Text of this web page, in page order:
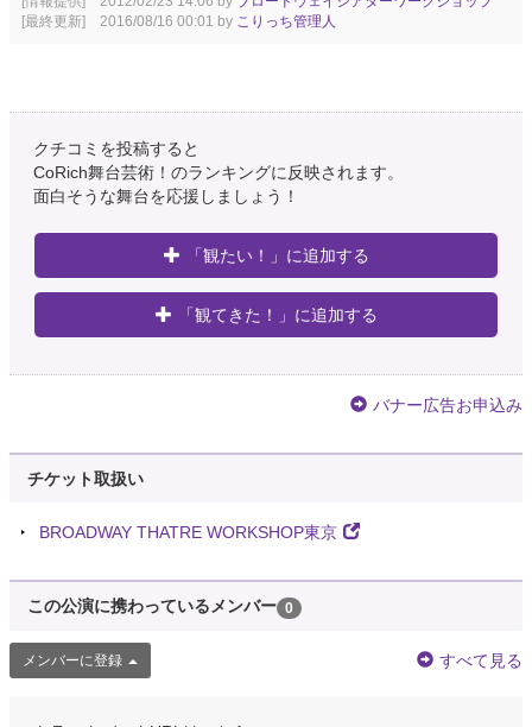
[最終更新] 2016/08/16 00:01 by こりっち管理人
クチコミを投稿すると
CoRich舞台芸術！のランキングに反映されます。
面白そうな舞台を応援しましょう！
「観たい！」に追加する
「観てきた！」に追加する
バナー広告お申込み
チケット取扱い
BROADWAY THATRE WORKSHOP東京
この公演に携わっているメンバー 0
メンバーに登録 すべて見る